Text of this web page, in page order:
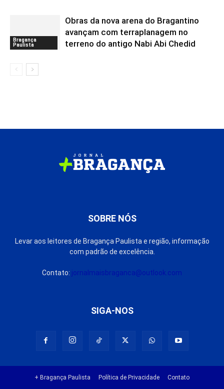
Bragança
Paulista
Obras da nova arena do Bragantino
avançam com terraplanagem no
terreno do antigo Nabi Abi Chedid
SOBRE NÓS
Levar aos leitores de Bragança Paulista e região, informação
com padrão de excelência.
Contato: jornalmaisbraganca@outlook.com
SIGA-NOS
+ Bragança Paulista Política de Privacidade Contato